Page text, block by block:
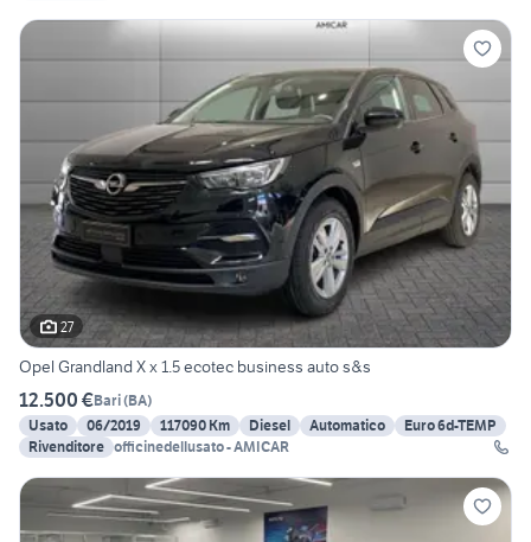
27
Opel Grandland X x 1.5 ecotec business auto s&s
12.500 €Bari(BA)
Usato
06/2019 117090 Km Diesel Automatico
Euro 6d-TEMP
Rivenditore officinedellusato - AMICAR